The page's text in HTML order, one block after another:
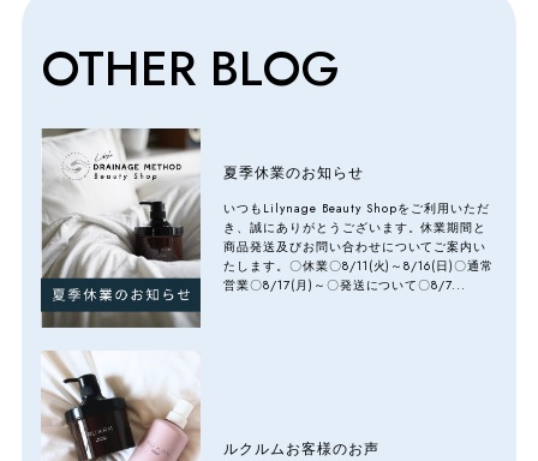
OTHER BLOG
夏季休業のお知らせ
いつもLilynage Beauty Shopをご利用いただ
き、誠にありがとうございます。休業期間と
商品発送及びお問い合わせについてご案内い
たします。〇休業〇8/11(火)～8/16(日)〇通常
営業〇8/17(月)～〇発送について〇8/7...
ルクルムお客様のお声